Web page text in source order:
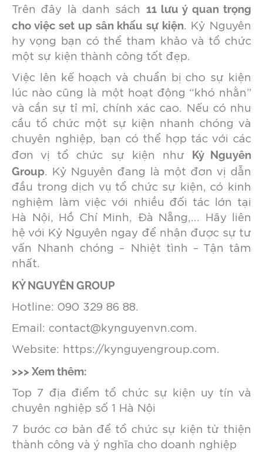
Trên đây là danh sách 11 lưu ý quan trọng
cho việc set up sân khấu sự kiện. Kỷ Nguyên
hy vọng bạn có thể tham khảo và tổ chức
một sự kiện thành công tốt đẹp.
Việc lên kế hoạch và chuẩn bị cho sự kiện
lúc nào cũng là một hoạt động “khó nhằn”
và cần sự tỉ mỉ, chính xác cao. Nếu có nhu
cầu tổ chức một sự kiện nhanh chóng và
chuyên nghiệp, bạn có thể hợp tác với các
đơn vị tổ chức sự kiện như Kỷ Nguyên
Group. Kỷ Nguyên đang là một đơn vị dẫn
đầu trong dịch vụ tổ chức sự kiện, có kinh
nghiệm làm việc với nhiều đối tác lớn tại
Hà Nội, Hồ Chí Minh, Đà Nẵng,… Hãy liên
hệ với Kỷ Nguyên ngay để nhận được sự tư
vấn Nhanh chóng – Nhiệt tình – Tận tâm
nhất.
KỶ NGUYÊN GROUP
Hotline: 090 329 86 88.
Email: contact@kynguyenvn.com.
Website: https://kynguyengroup.com.
>>> Xem thêm:
Top 7 địa điểm tổ chức sự kiện uy tín và
chuyên nghiệp số 1 Hà Nội
7 bước cơ bản để tổ chức sự kiện từ thiện
thành công và ý nghĩa cho doanh nghiệp